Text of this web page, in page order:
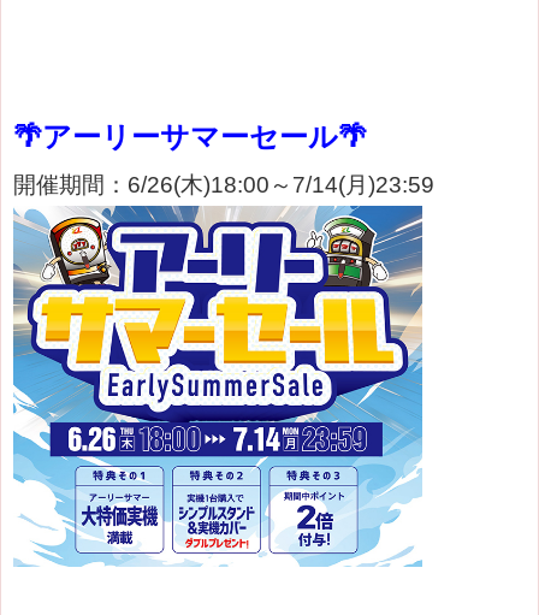
🌴アーリーサマーセール🌴
開催期間：6/26(木)18:00～7/14(月)23:59